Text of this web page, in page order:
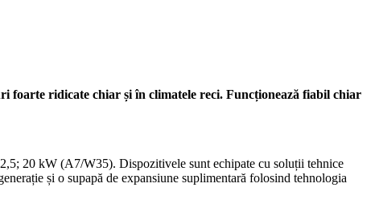
foarte ridicate chiar și în climatele reci. Funcționează fiabil chiar
20 kW (A7/W35). Dispozitivele sunt echipate cu soluții tehnice
și o supapă de expansiune suplimentară folosind tehnologia